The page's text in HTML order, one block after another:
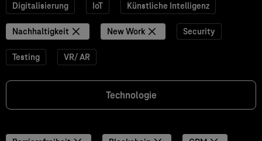
Digitalisierung IoT Künstliche Intelligenz
Nachhaltigkeit New Work Security
Testing VR/ AR
Technologie